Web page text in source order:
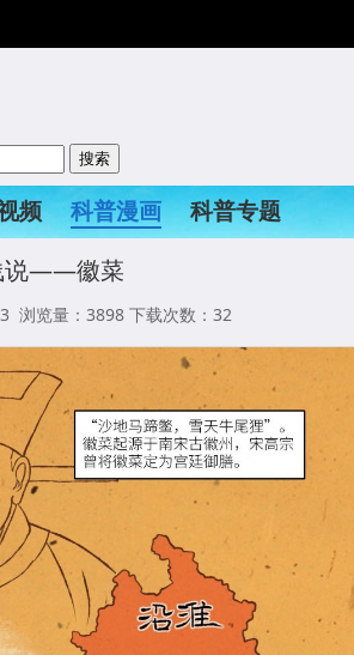
频 科普漫画
科普专题
说——徽菜
浏览量： 3898 下载次数：32